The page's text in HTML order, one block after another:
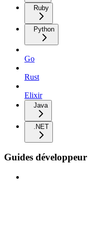
Ruby
Python
Go
Rust
Elixir
Java
.NET
Guides développeur